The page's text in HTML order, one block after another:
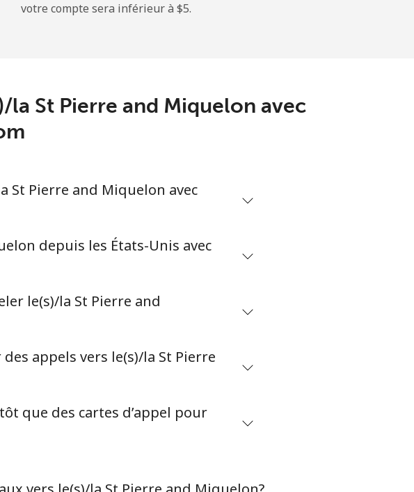
pour ⁦$5⁩
pour ⁦$5⁩
pour ⁦$5⁩
pour ⁦$5⁩
pour ⁦$5⁩
pour ⁦$5⁩
pour ⁦$5⁩
votre compte sera inférieur à ⁦$5⁩.
la St Pierre and Miquelon avec
St Pierre and Miquelon avec
depuis les États-Unis avec
le(s)/la St Pierre and
appels vers le(s)/la St Pierre
que des cartes d’appel pour